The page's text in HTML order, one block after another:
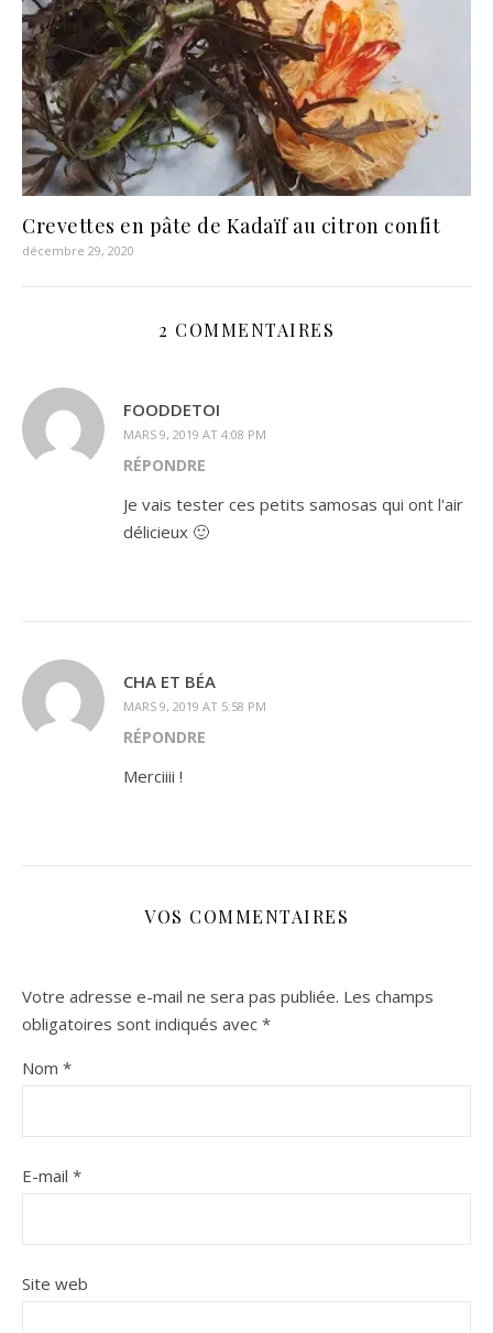
Crevettes en pâte de Kadaïf au citron confit
décembre 29, 2020
2 COMMENTAIRES
FOODDETOI
MARS 9, 2019 AT 4:08 PM
RÉPONDRE
Je vais tester ces petits samosas qui ont l'air
délicieux 🙂
CHA ET BÉA
MARS 9, 2019 AT 5:58 PM
RÉPONDRE
Merciiii !
VOS COMMENTAIRES
Votre adresse e-mail ne sera pas publiée. Les champs
obligatoires sont indiqués avec *
Nom *
E-mail *
Site web